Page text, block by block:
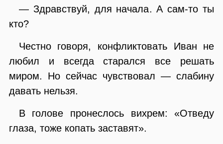
— Здравствуй, для начала. А сам-то ты
кто?
Честно говоря, конфликтовать Иван не
любил и всегда старался все решать
миром. Но сейчас чувствовал — слабину
давать нельзя.
В голове пронеслось вихрем: «Отведу
глаза, тоже копать заставят».